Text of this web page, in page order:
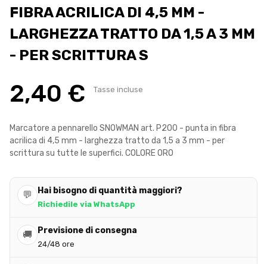
FIBRA ACRILICA DI 4,5 MM -
LARGHEZZA TRATTO DA 1,5 A 3 MM
- PER SCRITTURA S
2,40 € Tasse incluse
Marcatore a pennarello SNOWMAN art. P200 - punta in fibra
acrilica di 4,5 mm - larghezza tratto da 1,5 a 3 mm - per
scrittura su tutte le superfici. COLORE ORO
💬 Hai bisogno di quantità maggiori?
Richiedile via WhatsApp
🚚 Previsione di consegna
24/48 ore